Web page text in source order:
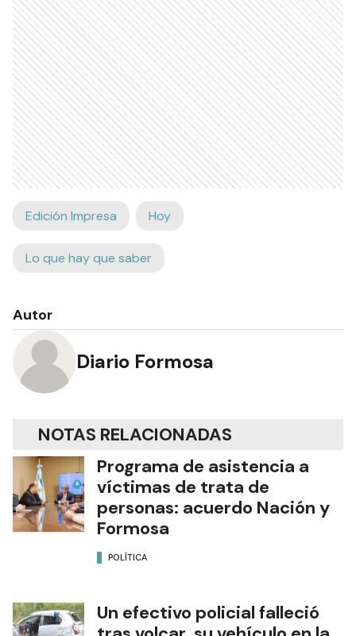
Edición Impresa Hoy
Lo que hay que saber
Autor
Diario Formosa
NOTAS RELACIONADAS
Programa de asistencia a
víctimas de trata de
personas: acuerdo Nación y
Formosa
POLÍTICA
Un efectivo policial falleció